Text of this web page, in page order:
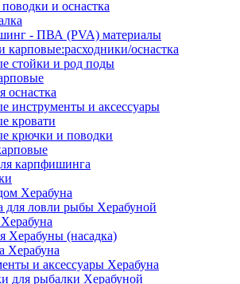
и оснастка
- ПВА (PVA) материалы
оснастка
стойки и род поды
оснастка
инструменты и аксессуары
кровати
крючки и поводки
карпфишинга
Херабуна
для ловли рыбы Херабуной
Херабуны (насадка)
Херабуна
и аксессуары Херабуна
для рыбалки Херабуной